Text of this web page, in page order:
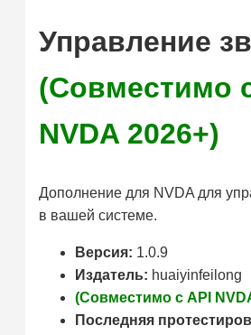
Управление
(Совместимо
NVDA 2026+)
Дополнение для NVDA для
в вашей системе.
Версия: 1.0.9
Издатель: huaiyinfeilong
(Совместимо с API
Последняя